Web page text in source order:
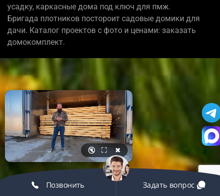
усадку, каркасные дома под ключ для пмж.
Бригада плотников постороит садовые домики для
дачи. Каталог проектов с фото и ценами: заказать
домокомплект.
🔇 ⛶ ✖
Позвонить Задать вопрос